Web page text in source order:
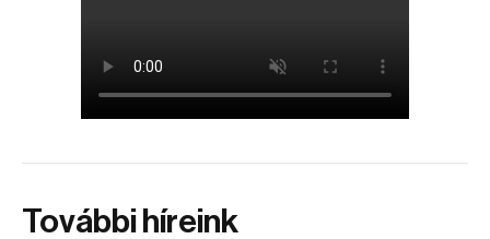
További híreink